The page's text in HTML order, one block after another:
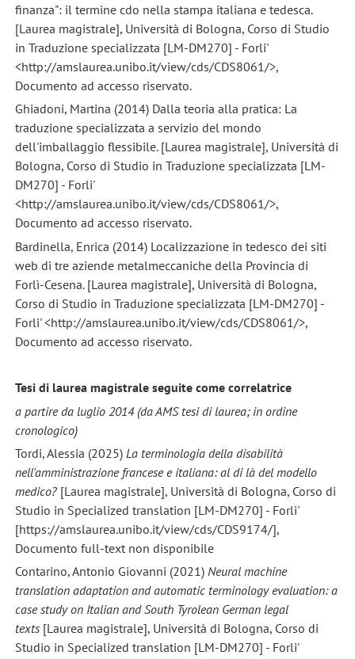
finanza": il termine cdo nella stampa italiana e tedesca.
[Laurea magistrale], Università di Bologna, Corso di Studio
in Traduzione specializzata [LM-DM270] - Forli'
<http://amslaurea.unibo.it/view/cds/CDS8061/>,
Documento ad accesso riservato.
Ghiadoni, Martina (2014) Dalla teoria alla pratica: La
traduzione specializzata a servizio del mondo
dell'imballaggio flessibile. [Laurea magistrale], Università di
Bologna, Corso di Studio in Traduzione specializzata [LM-
DM270] - Forli'
<http://amslaurea.unibo.it/view/cds/CDS8061/>,
Documento ad accesso riservato.
Bardinella, Enrica (2014) Localizzazione in tedesco dei siti
web di tre aziende metalmeccaniche della Provincia di
Forlì-Cesena. [Laurea magistrale], Università di Bologna,
Corso di Studio in Traduzione specializzata [LM-DM270] -
Forli' <http://amslaurea.unibo.it/view/cds/CDS8061/>,
Documento ad accesso riservato.
Tesi di laurea magistrale seguite come correlatrice
a partire da luglio 2014 (da AMS tesi di laurea; in ordine
cronologico)
Tordi, Alessia (2025) La terminologia della disabilità
nell'amministrazione francese e italiana: al di là del modello
medico?[Laurea magistrale], Università di Bologna, Corso di
Studio in Specialized translation [LM-DM270] - Forli'
[https://amslaurea.unibo.it/view/cds/CDS9174/],
Documento full-text non disponibile
Contarino, Antonio Giovanni (2021) Neural machine
translation adaptation and automatic terminology evaluation: a
case study on Italian and South Tyrolean German legal
texts [Laurea magistrale], Università di Bologna, Corso di
Studio in Specialized translation [LM-DM270] - Forli'